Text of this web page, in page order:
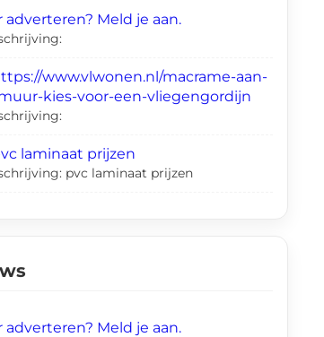
adverteren? Meld je aan.
www.vlwonen.nl/macrame-aan-
kies-voor-een-vliegengordijn
laminaat prijzen
pvc laminaat prijzen
adverteren? Meld je aan.